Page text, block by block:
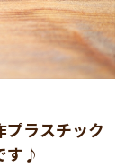
ラスチック
す♪